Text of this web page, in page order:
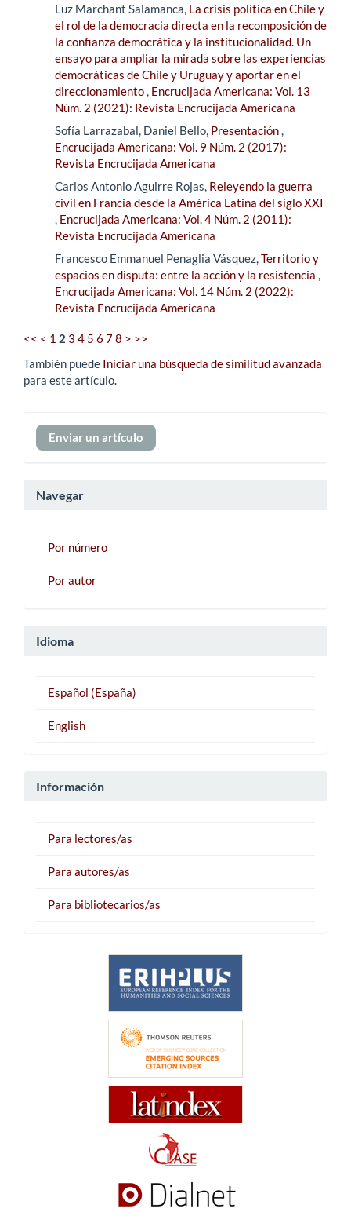
Luz Marchant Salamanca, La crisis política en Chile y
el rol de la democracia directa en la recomposición de
la confianza democrática y la institucionalidad. Un
ensayo para ampliar la mirada sobre las experiencias
democráticas de Chile y Uruguay y aportar en el
direccionamiento, Encrucijada Americana: Vol. 13
Núm. 2 (2021): Revista Encrucijada Americana
Sofía Larrazabal, Daniel Bello, Presentación,
Encrucijada Americana: Vol. 9 Núm. 2 (2017):
Revista Encrucijada Americana
Carlos Antonio Aguirre Rojas, Releyendo la guerra
civil en Francia desde la América Latina del siglo XXI
, Encrucijada Americana: Vol. 4 Núm. 2 (2011):
Revista Encrucijada Americana
Francesco Emmanuel Penaglia Vásquez,Territorio y
espacios en disputa: entre la acción y la resistencia ,
Encrucijada Americana: Vol. 14 Núm. 2 (2022):
Revista Encrucijada Americana
<< < 1 2 3 4 5 6 78 > >>
También puede Iniciar una búsqueda de similitud avanzada
para este artículo.
Enviar
un
Enviar un artículo
Navegar
Por número
Por autor
Idioma
Español (España)
English
Información
Para lectores/as
Para autores/as
Para bibliotecarios/as